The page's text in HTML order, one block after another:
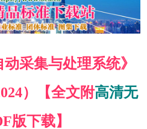
动采集与处理系统》
）【全文附高清无
版下载】